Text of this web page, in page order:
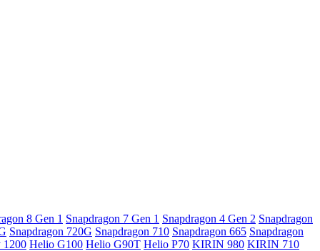
8 Gen 1 Snapdragon 7 Gen 1 Snapdragon 4 Gen 2 Snapdragon
Snapdragon 720G Snapdragon 710 Snapdragon 665 Snapdragon
1200 Helio G100 Helio G90T Helio P70 KIRIN 980 KIRIN 710